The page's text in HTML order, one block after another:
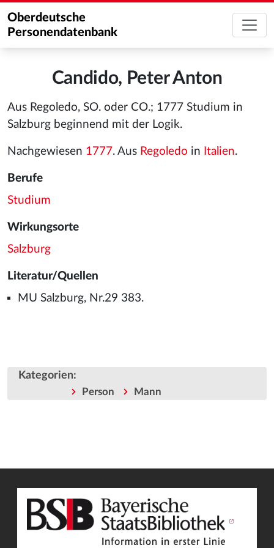
Oberdeutsche
Personendatenbank
Candido, Peter Anton
Aus Regoledo, SO. oder CO.; 1777 Studium in
Salzburg beginnend mit der Logik.
Nachgewiesen 1777. Aus Regoledo in Italien.
Berufe
Studium
Wirkungsorte
Salzburg
Literatur/Quellen
MU Salzburg, Nr.29 383.
Kategorien:
Person Mann